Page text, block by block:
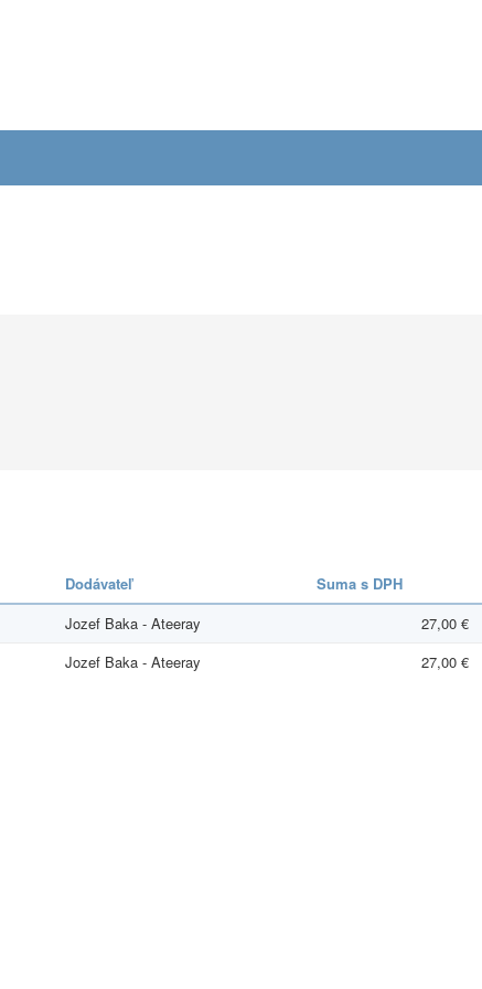
Dodávateľ Suma s DPH
Jozef Baka - Ateeray 27,00 €
Jozef Baka - Ateeray 27,00 €